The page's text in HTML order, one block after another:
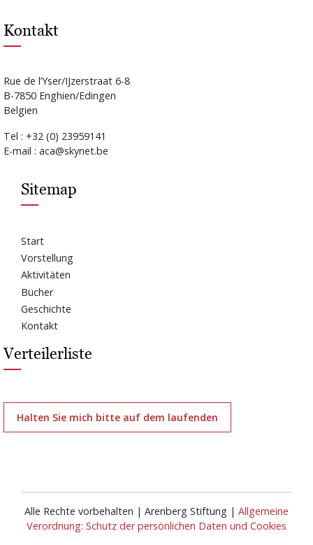
Kontakt
Rue de l’Yser/IJzerstraat 6-8
B-7850 Enghien/Edingen
Belgien
Tel : +32 (0) 23959141
E-mail : aca@skynet.be
Sitemap
Start
Vorstellung
Aktivitäten
Bücher
Geschichte
Kontakt
Verteilerliste
Halten Sie mich bitte auf dem laufenden
Alle Rechte vorbehalten | Arenberg Stiftung | Allgemeine
Verordnung: Schutz der persönlichen Daten und Cookies